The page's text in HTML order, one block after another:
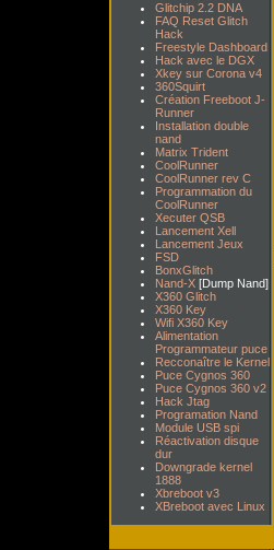
Glitchip 2.2 DNA
FAQ Reset Glitch
Hack
Freestyle Dashboard
Hack avec le DGX
Xkey sur Corona v4
360Squirt
Création Freeboot J-
Runner
Installation double
nand
Matrix Trident
CoolRunner
CoolRunner rev C
Programmation du
CoolRunner
Xecuter QSB
Lancement Xell
Lancement Jeux
FSD
BonxGlitch
Nand-X [Dump Nand]
X360 Glitch
X360 Key
Wifi X360 Key
Alimentation
Programmateur puce
Recconaître le Kernel
Puce Cygnos 360
Puce Cygnos 360 v2
Hack Jtag
Programation Nand
Module USB spi
Réactivation disque
dur
Downgrade kernel
1888
Xbreboot v3
XBreboot avec Linux